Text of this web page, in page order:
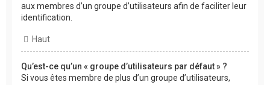
aux membres d’un groupe d’utilisateurs afin de faciliter leur
identification.
Haut
Qu’est-ce qu’un « groupe d’utilisateurs par défaut » ?
Si vous êtes membre de plus d’un groupe d’utilisateurs,